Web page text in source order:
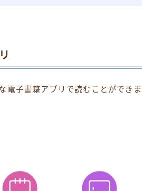
電子書籍アプリで読むことができま